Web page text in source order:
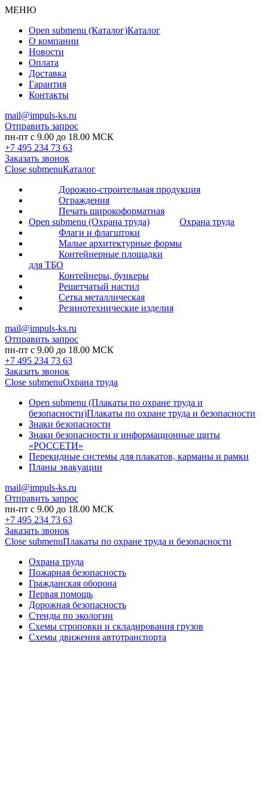
МЕНЮ
Open submenu (Каталог)Каталог
О компании
Новости
Оплата
Доставка
Гарантия
Контакты
mail@impuls-ks.ru
Отправить запрос
пн-пт с 9.00 до 18.00 МСК
+7 495 234 73 63
Заказать звонок
Close submenuКаталог
Дорожно-строительная продукция
Ограждения
Печать широкоформатная
Open submenu (Охрана труда)
Охрана труда
Флаги и флагштоки
Малые архитектурные формы
Контейнерные площадки
для ТБО
Контейнеры, бункеры
Решетчатый настил
Сетка металлическая
Резинотехнические изделия
mail@impuls-ks.ru
Отправить запрос
пн-пт с 9.00 до 18.00 МСК
+7 495 234 73 63
Заказать звонок
Close submenuОхрана труда
Open submenu (Плакаты по охране труда и
безопасности)Плакаты по охране труда и безопасности
Знаки безопасности
Знаки безопасности и информационные щиты
«РОССЕТИ»
Перекидные системы для плакатов, карманы и рамки
Планы эвакуации
mail@impuls-ks.ru
Отправить запрос
пн-пт с 9.00 до 18.00 МСК
+7 495 234 73 63
Заказать звонок
Close submenuПлакаты по охране труда и безопасности
Охрана труда
Пожарная безопасность
Гражданская оборона
Первая помощь
Дорожная безопасность
Стенды по экологии
Схемы строповки и складирования грузов
Схемы движения автотранспорта